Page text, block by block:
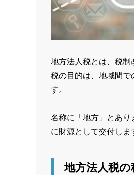
地方法人税とは、税制
税の目的は、地域間で
す。
名称に「地方」とあり
に財源として交付しま
地方法人税